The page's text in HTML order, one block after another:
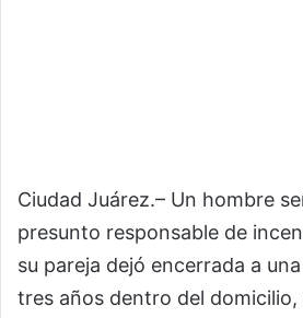
Ciudad Juárez.– Un hombre
presunto responsable de
su pareja dejó encerrada a
tres años dentro del domicilio,